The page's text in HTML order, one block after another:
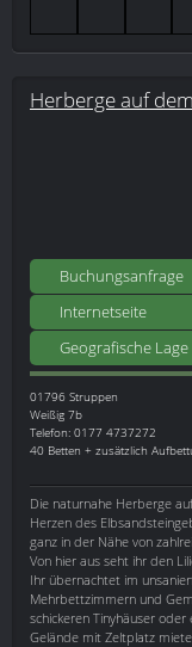
Herberge auf
Buchungsanfrage
Internetseite
Geografische Lage
01796 Struppen
Weißig 7b
Telefon: 0177 4737272
40 Betten + zusätzlich
Die naturnahe Herberge
Herzen des
ganz in der Nähe von
Von hier aus seht ihr den
Ihr übernachtet im
Mehrbettzimmern und
schickeren Tinyhäuser
Gelände mit Zeltplatz